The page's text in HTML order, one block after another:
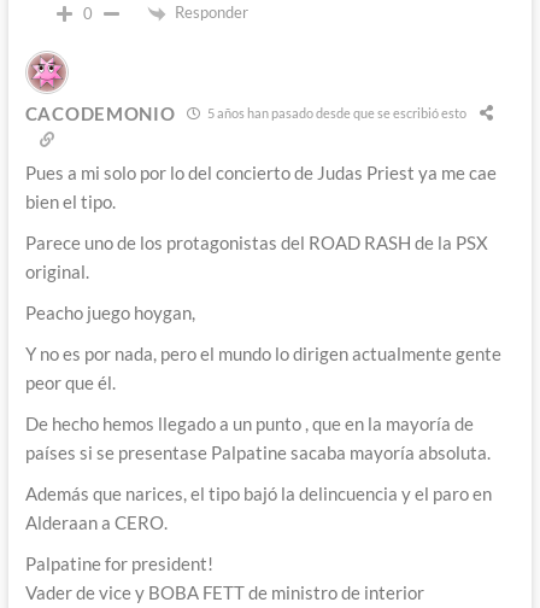
0 Responder
CACODEMONIO 5 años han pasado desde que se escribió esto
Pues a mi solo por lo del concierto de Judas Priest ya me cae
bien el tipo.
Parece uno de los protagonistas del ROAD RASH de la PSX
original.
Peacho juego hoygan,
Y no es por nada, pero el mundo lo dirigen actualmente gente
peor que él.
De hecho hemos llegado a un punto , que en la mayoría de
países si se presentase Palpatine sacaba mayoría absoluta.
Además que narices, el tipo bajó la delincuencia y el paro en
Alderaan a CERO.
Palpatine for president!
Vader de vice y BOBA FETT de ministro de interior